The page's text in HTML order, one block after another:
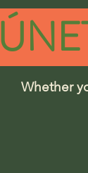
Whether